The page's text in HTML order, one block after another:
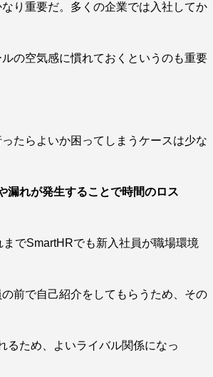
り重要だ。多くの企業では入社してか
の空気感に慣れておくというのも重要
たらよいか困ってしまうケースは少な
漏れが発生することで時間のロス
でSmartHRでも新入社員が職場環境
前で自己紹介をしてもらうため、その
るため、よいライバル関係になっ